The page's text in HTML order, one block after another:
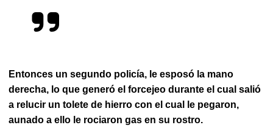
Entonces un segundo policía, le esposó la mano
derecha, lo que generó el forcejeo durante el cual salió
a relucir un tolete de hierro con el cual le pegaron,
aunado a ello le rociaron gas en su rostro.